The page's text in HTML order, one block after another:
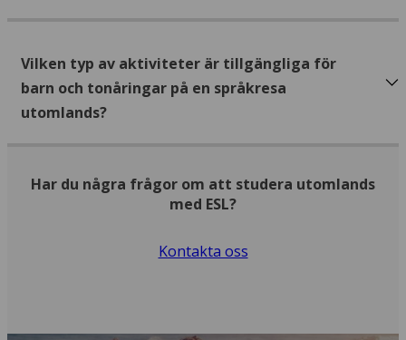
Vilken typ av aktiviteter är tillgängliga för
barn och tonåringar på en språkresa
utomlands?
Har du några frågor om att studera utomlands
med ESL?
Kontakta oss